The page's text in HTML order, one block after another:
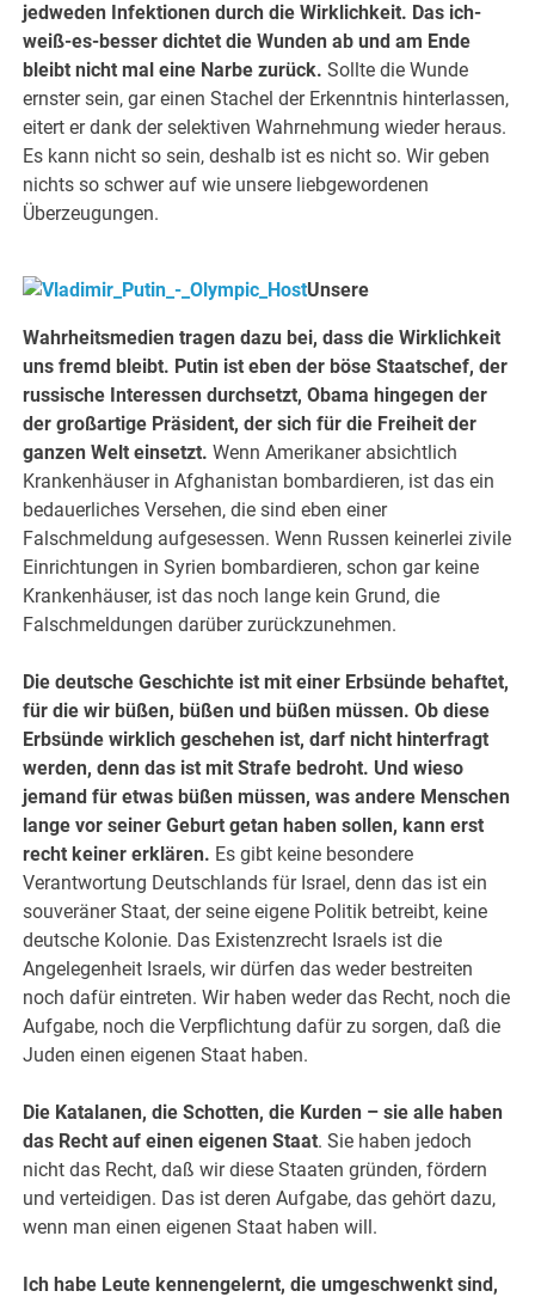
jedweden Infektionen durch die Wirklichkeit. Das ich-
weiß-es-besser dichtet die Wunden ab und am Ende
bleibt nicht mal eine Narbe zurück. Sollte die Wunde
ernster sein, gar einen Stachel der Erkenntnis hinterlassen,
eitert er dank der selektiven Wahrnehmung wieder heraus.
Es kann nicht so sein, deshalb ist es nicht so. Wir geben
nichts so schwer auf wie unsere liebgewordenen
Überzeugungen.
Unsere
Wahrheitsmedien tragen dazu bei, dass die Wirklichkeit
uns fremd bleibt. Putin ist eben der böse Staatschef, der
russische Interessen durchsetzt, Obama hingegen der
der großartige Präsident, der sich für die Freiheit der
ganzen Welt einsetzt. Wenn Amerikaner absichtlich
Krankenhäuser in Afghanistan bombardieren, ist das ein
bedauerliches Versehen, die sind eben einer
Falschmeldung aufgesessen. Wenn Russen keinerlei zivile
Einrichtungen in Syrien bombardieren, schon gar keine
Krankenhäuser, ist das noch lange kein Grund, die
Falschmeldungen darüber zurückzunehmen.
Die deutsche Geschichte ist mit einer Erbsünde behaftet,
für die wir büßen, büßen und büßen müssen. Ob diese
Erbsünde wirklich geschehen ist, darf nicht hinterfragt
werden, denn das ist mit Strafe bedroht. Und wieso
jemand für etwas büßen müssen, was andere Menschen
lange vor seiner Geburt getan haben sollen, kann erst
recht keiner erklären. Es gibt keine besondere
Verantwortung Deutschlands für Israel, denn das ist ein
souveräner Staat, der seine eigene Politik betreibt, keine
deutsche Kolonie. Das Existenzrecht Israels ist die
Angelegenheit Israels, wir dürfen das weder bestreiten
noch dafür eintreten. Wir haben weder das Recht, noch die
Aufgabe, noch die Verpflichtung dafür zu sorgen, daß die
Juden einen eigenen Staat haben.
Die Katalanen, die Schotten, die Kurden – sie alle haben
das Recht auf einen eigenen Staat. Sie haben jedoch
nicht das Recht, daß wir diese Staaten gründen, fördern
und verteidigen. Das ist deren Aufgabe, das gehört dazu,
wenn man einen eigenen Staat haben will.
Ich habe Leute kennengelernt, die umgeschwenkt sind,